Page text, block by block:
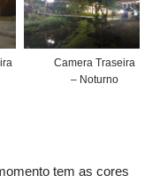
Camera Traseira
– Noturno
tem as cores